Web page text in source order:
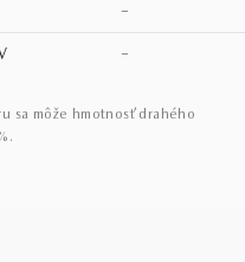
–
–
sa môže hmotnosť drahého